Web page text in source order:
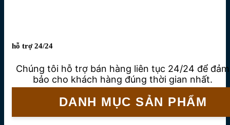
hỗ trợ 24/24
Chúng tôi hỗ trợ bán hàng liên tục 24/24 để đảm
bảo cho khách hàng đúng thời gian nhất.
DANH MỤC SẢN PHẨM